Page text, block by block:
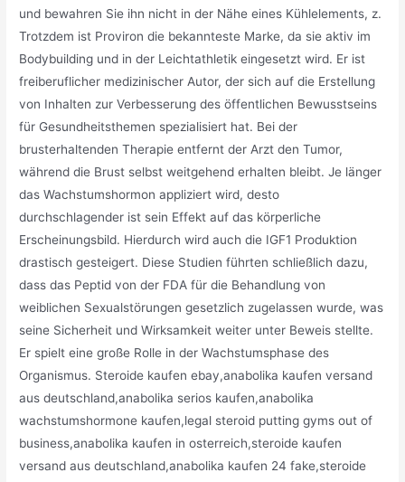
und bewahren Sie ihn nicht in der Nähe eines Kühlelements, z.
Trotzdem ist Proviron die bekannteste Marke, da sie aktiv im
Bodybuilding und in der Leichtathletik eingesetzt wird. Er ist
freiberuflicher medizinischer Autor, der sich auf die Erstellung
von Inhalten zur Verbesserung des öffentlichen Bewusstseins
für Gesundheitsthemen spezialisiert hat. Bei der
brusterhaltenden Therapie entfernt der Arzt den Tumor,
während die Brust selbst weitgehend erhalten bleibt. Je länger
das Wachstumshormon appliziert wird, desto
durchschlagender ist sein Effekt auf das körperliche
Erscheinungsbild. Hierdurch wird auch die IGF1 Produktion
drastisch gesteigert. Diese Studien führten schließlich dazu,
dass das Peptid von der FDA für die Behandlung von
weiblichen Sexualstörungen gesetzlich zugelassen wurde, was
seine Sicherheit und Wirksamkeit weiter unter Beweis stellte.
Er spielt eine große Rolle in der Wachstumsphase des
Organismus. Steroide kaufen ebay,anabolika kaufen versand
aus deutschland,anabolika serios kaufen,anabolika
wachstumshormone kaufen,legal steroid putting gyms out of
business,anabolika kaufen in osterreich,steroide kaufen
versand aus deutschland,anabolika kaufen 24 fake,steroide